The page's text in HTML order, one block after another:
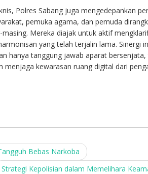
Polres Sabang juga mengedepankan
pemuka agama, dan pemuda
Mereka diajak untuk aktif
yang telah terjalin lama. Sinergi
hanya tanggung jawab aparat
menjaga kewarasan ruang digital dari
Bebas Narkoba
Strategi Kepolisian dalam Memelihara